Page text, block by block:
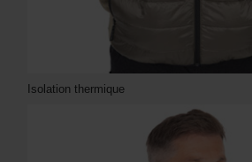
Isolation thermique